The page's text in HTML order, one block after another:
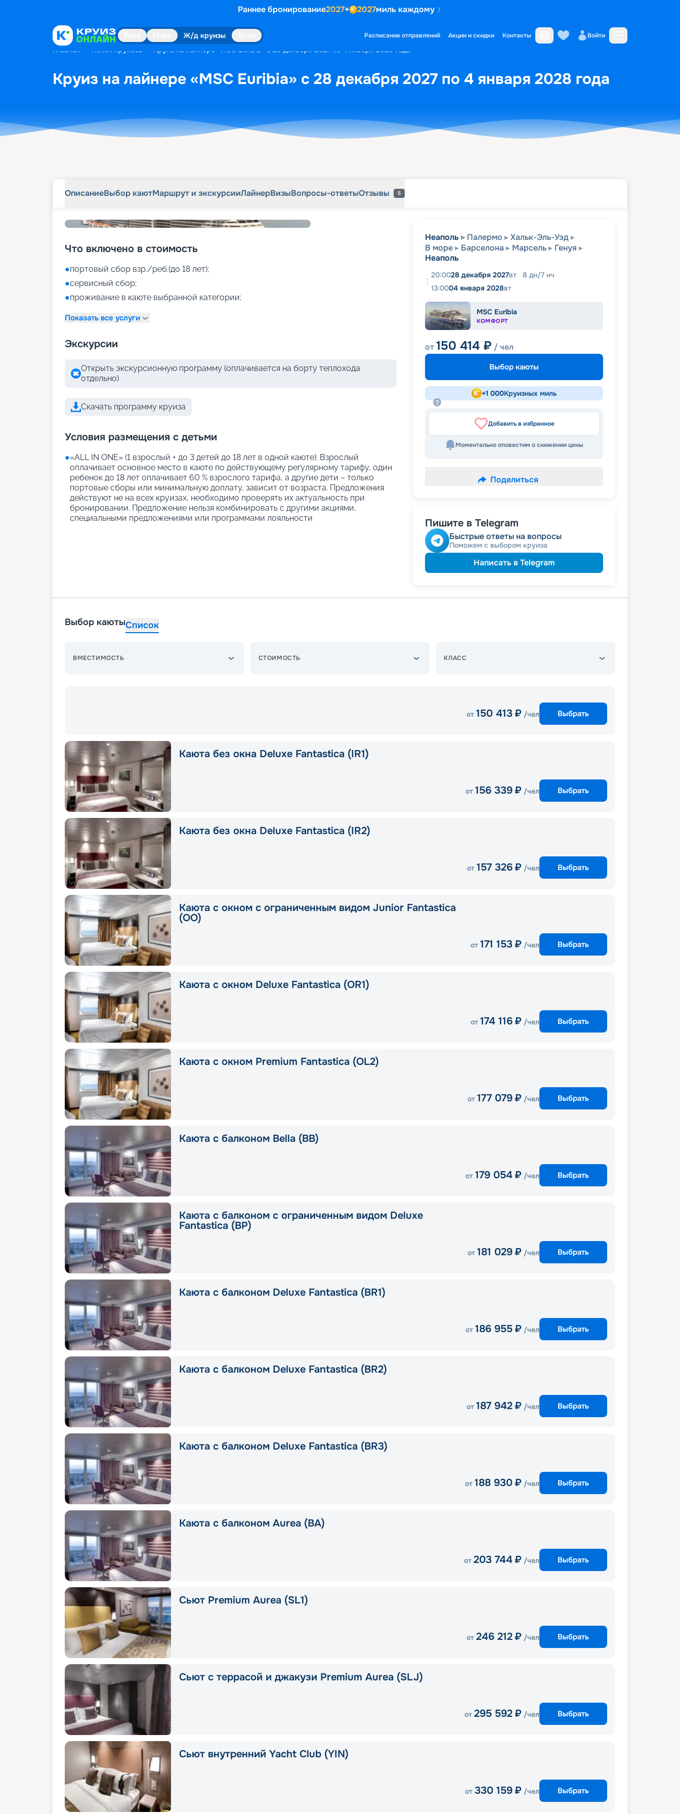
Раннее бронирование2027+ 2027миль каждому
Ж/д круизы Расписание отправлений Акции и скидки Контакты Войти
Главная Поиск круизов Круиз на лайнере «MSC Euribia» с 28 декабря 2027 по 4 января 2028 года
Круиз на лайнере «MSC Euribia» с 28 декабря 2027 по 4 января 2028 года
ОписаниеВыбор каютМаршрут и экскурсииЛайнерВизыВопросы-ответыОтзывы 5
Что включено в стоимость
●портовый сбор взр./реб.(до 18 лет);
●сервисный сбор;
●проживание в каюте выбранной категории;
Показать все услуги
Экскурсии
Открыть экскурсионную программу (оплачивается на борту теплохода
отдельно)
Скачать программу круиза
Условия размещения с детьми
●«АLL IN ONE» (1 взрослый + до 3 детей до 18 лет в одной каюте): Взрослый
оплачивает основное место в каюте по действующему регулярному тарифу, один
ребенок до 18 лет оплачивает 60 % взрослого тарифа, а другие дети – только
портовые сборы или минимальную доплату, зависит от возраста. Предложения
действуют не на всех круизах, необходимо проверять их актуальность при
бронировании. Предложение нельзя комбинировать с другими акциями,
специальными предложениями или программами лояльности
Неаполь Палермо
Хальк-Эль-Уэд
В море
Барселона Марсель
Генуя
Неаполь
20:0028 декабря 2027вт 8 дн/7 нч
13:0004 января 2028вт
MSC Euribia
КОМФОРТ
от150 414 ₽ / чел
Выбор каюты
+1 000Круизных миль
Добавить в избранное
Моментально оповестим о снижении цены
Поделиться
Пишите в Telegram
Быстрые ответы на вопросы
Поможем с выбором круиза
Написать в Telegram
Выбор каютыСписок
ВМЕСТИМОСТЬ СТОИМОСТЬ КЛАСС
от 150 413 ₽ /чел Выбрать
Каюта без окна Deluxe Fantastica (IR1)
от 156 339 ₽ /чел Выбрать
Каюта без окна Deluxe Fantastica (IR2)
от 157 326 ₽ /чел Выбрать
Каюта с окном с ограниченным видом Junior Fantastica
(OO)
от 171 153 ₽ /чел Выбрать
Каюта с окном Deluxe Fantastica (OR1)
от 174 116 ₽ /чел Выбрать
Каюта с окном Premium Fantastica (OL2)
от 177 079 ₽ /чел Выбрать
Каюта с балконом Bella (BB)
от 179 054 ₽ /чел Выбрать
Каюта с балконом c ограниченным видом Deluxe
Fantastica (BP)
от 181 029 ₽ /чел Выбрать
Каюта с балконом Deluxe Fantastica (BR1)
от 186 955 ₽ /чел Выбрать
Каюта с балконом Deluxe Fantastica (BR2)
от 187 942 ₽ /чел Выбрать
Каюта с балконом Deluxe Fantastica (BR3)
от 188 930 ₽ /чел Выбрать
Каюта с балконом Aurea (BA)
от 203 744 ₽ /чел Выбрать
Сьют Premium Aurea (SL1)
от 246 212 ₽ /чел Выбрать
Сьют с террасой и джакузи Premium Aurea (SLJ)
от 295 592 ₽ /чел Выбрать
Сьют внутренний Yacht Club (YIN)
от 330 159 ₽ /чел Выбрать